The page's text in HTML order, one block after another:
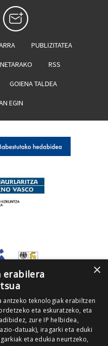
PUBLIZITATEA
RSS
GOIENA TALDEA
EGIN
×
erabilera
antzeko teknologiak erabiltzen
eta eskuratzeko, eta
zure IP helbidea,
datuak), iragarki eta eduki
eta edukia neurtzeko,